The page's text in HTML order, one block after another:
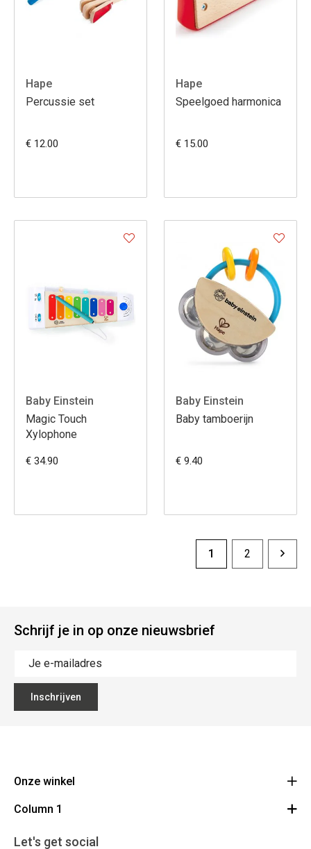
Hape
Percussie set
€ 12.00
Hape
Speelgoed harmonica
€ 15.00
Baby Einstein
Magic Touch
Xylophone
€ 34.90
Baby Einstein
Baby tamboerijn
€ 9.40
1 2
Schrijf je in op onze nieuwsbrief
Inschrijven
Onze winkel
Mallebergplaats 13 - 8000 Brugge
050/33 25 75
Column 1
Cadeaubon
Let's get social